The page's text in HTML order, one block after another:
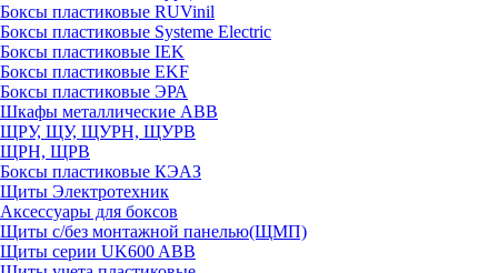
Боксы пластиковые RUVinil
Боксы пластиковые Systeme Electric
Боксы пластиковые IEK
Боксы пластиковые EKF
Боксы пластиковые ЭРА
Шкафы металлические ABB
ЩРУ, ЩУ, ЩУРН, ЩУРВ
ЩРН, ЩРВ
Боксы пластиковые КЭАЗ
Щиты Электротехник
Аксессуары для боксов
Щиты с/без монтажной панелью(ЩМП)
Щиты серии UK600 ABB